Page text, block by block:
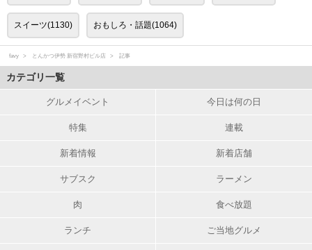
スイーツ(1130) おもしろ・話題(1064)
favy とんかつ伊勢 新宿野村ビル店 記事
カテゴリ一覧
グルメイベント 今日は何の日
特集 連載
新着情報 新着店舗
サブスク ラーメン
肉 食べ放題
ランチ ご当地グルメ